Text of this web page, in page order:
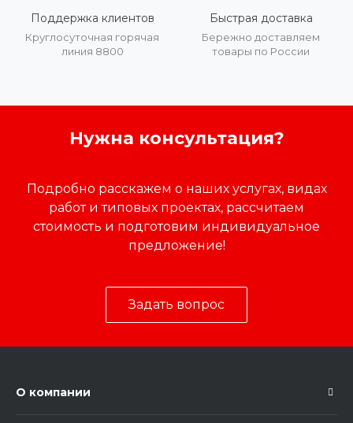
Поддержка клиентов
Круглосуточная горячая
линия 8800
Быстрая доставка
Бережно доставляем
товары по России
Нужна консультация?
Подробно расскажем о наших услугах, видах
работ и типовых проектах, рассчитаем
стоимость и подготовим индивидуальное
предложение!
Задать вопрос
О компании